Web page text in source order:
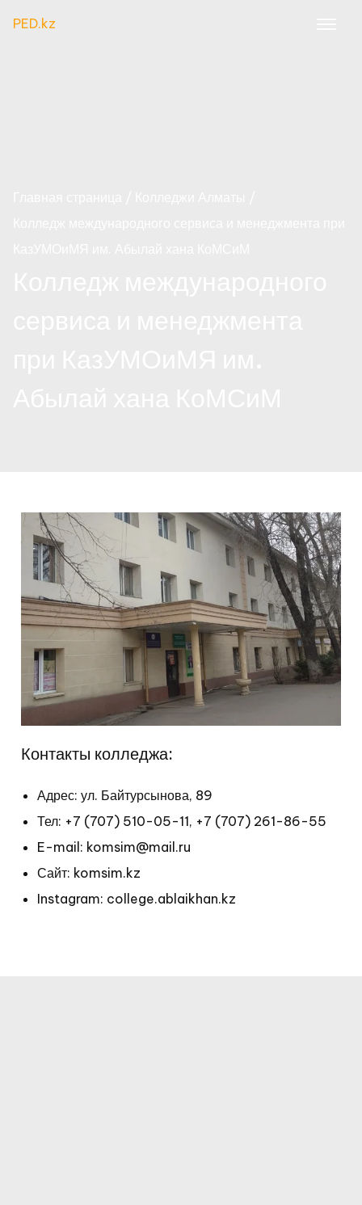
PED.kz
Контакты колледжа:
Адрес: ул. Байтурсынова, 89
Тел: +7 (707) 510-05-11, +7 (707) 261-86-55
E-mail: komsim@mail.ru
Сайт: komsim.kz
Instagram: college.ablaikhan.kz